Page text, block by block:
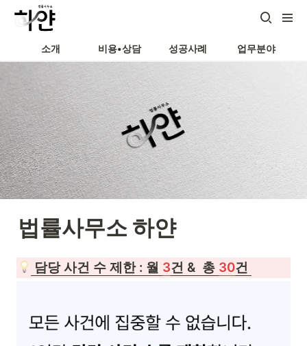
소개 비용•상담 성공사례 업무분야
법률사무소 하얀
담당 사건 수 제한 : 월 3건 &  총 30건